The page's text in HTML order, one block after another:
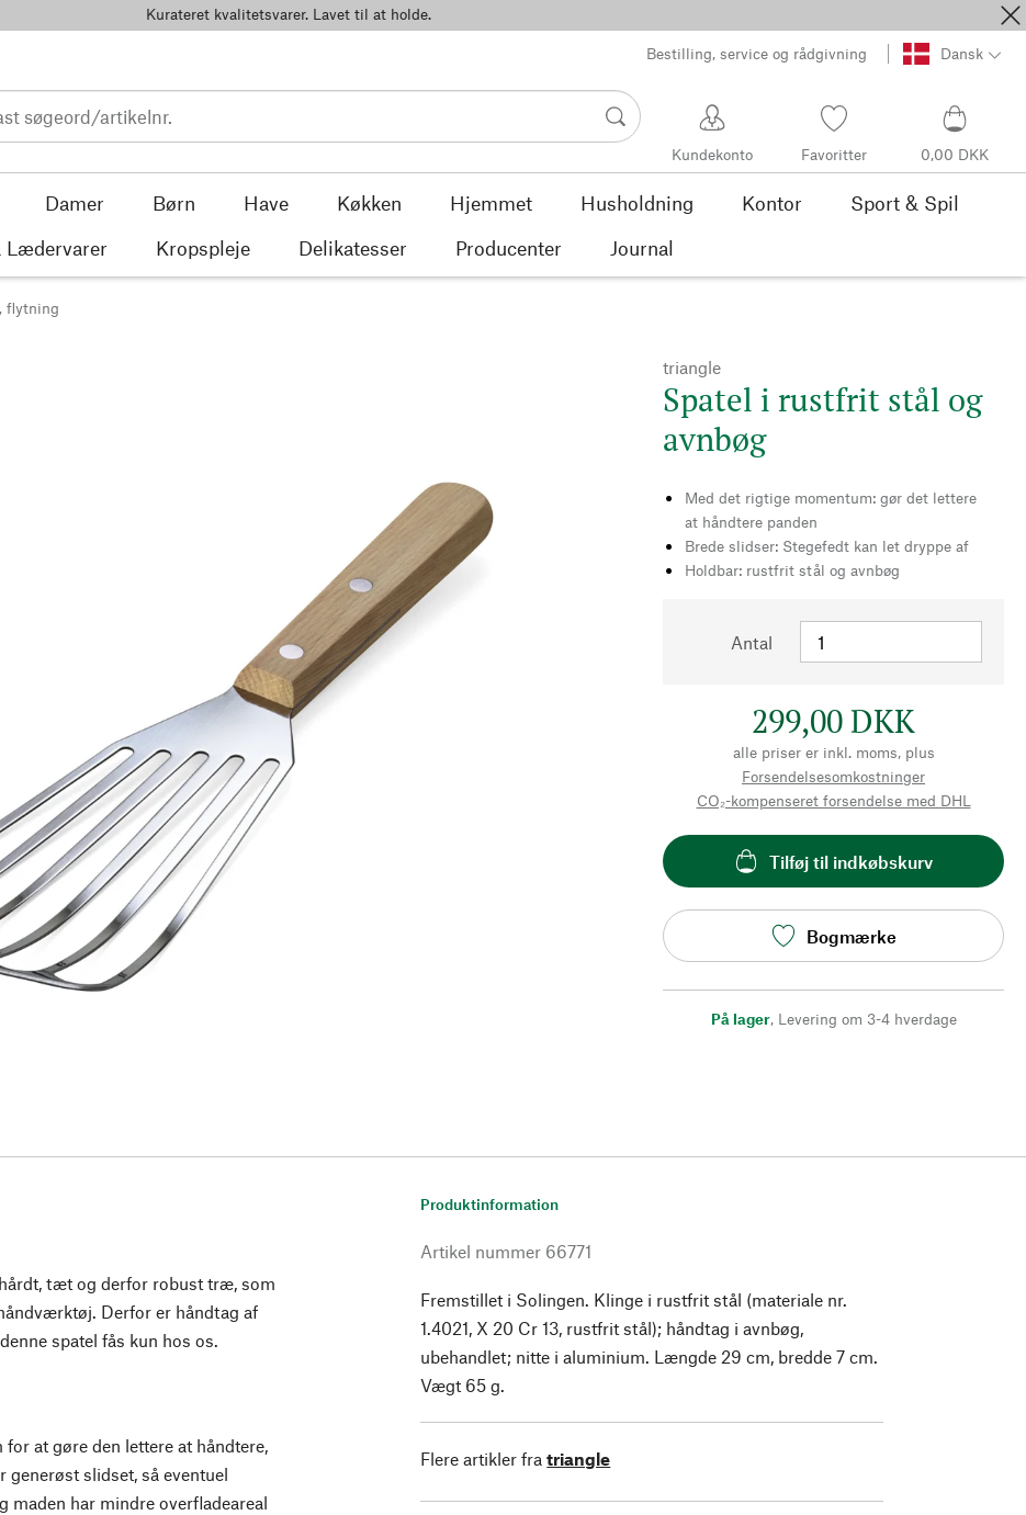
Kurateret kvalitetsvarer. Lavet til at holde.
Bestilling, service og rådgivning Dansk
Kundekonto Favoritter 0,00 DKK
Damer Børn Have Køkken Hjemmet Husholdning Kontor
Sport & Spil
Lædervarer
Kropspleje Delikatesser Producenter Journal
flytning
triangle
Spatel i rustfrit stål og
avnbøg
Med det rigtige momentum: gør det lettere
at håndtere panden
Brede slidser: Stegefedt kan let dryppe af
Holdbar: rustfrit stål og avnbøg
Antal
299,00 DKK
alle priser er inkl. moms, plus
Forsendelsesomkostninger
CO₂-kompenseret forsendelse med DHL
Tilføj til indkøbskurv
Bogmærke
På lager, Levering om 3-4 hverdage
tæt og derfor robust træ, som
Derfor er håndtag af
spatel fås kun hos os.
at gøre den lettere at håndtere,
generøst slidset, så eventuel
maden har mindre overfladeareal
Produktinformation
Artikel nummer 66771
Fremstillet i Solingen. Klinge i rustfrit stål (materiale nr.
1.4021, X 20 Cr 13, rustfrit stål); håndtag i avnbøg,
ubehandlet; nitte i aluminium. Længde 29 cm, bredde 7 cm.
Vægt 65 g.
Flere artikler fra triangle